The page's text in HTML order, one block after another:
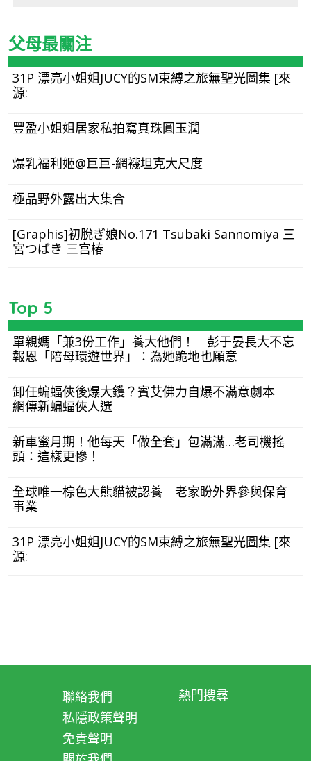
父母最關注
31P 漂亮小姐姐JUCY的SM束縛之旅無聖光圖集 [來
源:
豐盈小姐姐居家私拍寫真珠圓玉潤
爆乳福利姬@巨巨-網襪坦克大尺度
極品野外露出大集合
[Graphis]初脫ぎ娘No.171 Tsubaki Sannomiya 三
宮つばき 三宫椿
Top 5
單親媽「兼3份工作」養大他們！ 彭于晏長大不忘
報恩「陪母環遊世界」：為她跪地也願意
卸任蝙蝠俠後爆大鑊？賓艾佛力自爆不滿意劇本
網傳新蝙蝠俠人選
新車蜜月期！他每天「做全套」包滿滿…老司機搖
頭：這樣更慘！
全球唯一棕色大熊貓被認養 老家盼外界參與保育
事業
31P 漂亮小姐姐JUCY的SM束縛之旅無聖光圖集 [來
源:
聯絡我們
私隱政策聲明
免責聲明
熱門搜尋